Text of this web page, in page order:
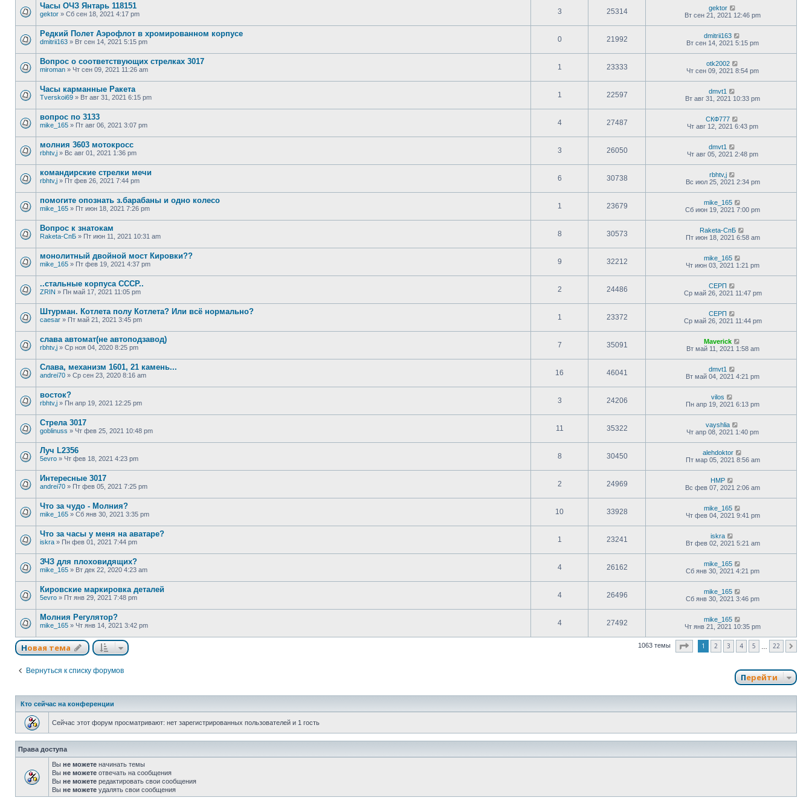
Часы ОЧЗ Янтарь 118151
gektor » Сб сен 18, 2021 4:17 pm 3 25314
gektor
Вт сен 21, 2021 12:46 pm
Редкий Полет Аэрофлот в хромированном корпусе
dmitrii163 » Вт сен 14, 2021 5:15 pm 0 21992
dmitrii163
Вт сен 14, 2021 5:15 pm
Вопрос о соответствующих стрелках 3017
miroman » Чт сен 09, 2021 11:26 am 1 23333
otk2002
Чт сен 09, 2021 8:54 pm
Часы карманные Ракета
Tverskoi69 » Вт авг 31, 2021 6:15 pm 1 22597
dmvt1
Вт авг 31, 2021 10:33 pm
вопрос по 3133
mike_165 » Пт авг 06, 2021 3:07 pm 4 27487
СКФ777
Чт авг 12, 2021 6:43 pm
молния 3603 мотокросс
rbhtv,j » Вс авг 01, 2021 1:36 pm 3 26050
dmvt1
Чт авг 05, 2021 2:48 pm
командирские стрелки мечи
rbhtv,j » Пт фев 26, 2021 7:44 pm 6 30738
rbhtv,j
Вс июл 25, 2021 2:34 pm
помогите опознать з.барабаны и одно колесо
mike_165 » Пт июн 18, 2021 7:26 pm 1 23679
mike_165
Сб июн 19, 2021 7:00 pm
Вопрос к знатокам
Raketa-СпБ » Пт июн 11, 2021 10:31 am 8 30573
Raketa-СпБ
Пт июн 18, 2021 6:58 am
монолитный двойной мост Кировки??
mike_165 » Пт фев 19, 2021 4:37 pm 9 32212
mike_165
Чт июн 03, 2021 1:21 pm
..стальные корпуса СССР..
ZRIN » Пн май 17, 2021 11:05 pm 2 24486
СЕРП
Ср май 26, 2021 11:47 pm
Штурман. Котлета полу Котлета? Или всё нормально?
caesar » Пт май 21, 2021 3:45 pm 1 23372
СЕРП
Ср май 26, 2021 11:44 pm
слава автомат(не автоподзавод)
rbhtv,j » Ср ноя 04, 2020 8:25 pm 7 35091
Maverick
Вт май 11, 2021 1:58 am
Слава, механизм 1601, 21 камень...
andrei70 » Ср сен 23, 2020 8:16 am 16 46041
dmvt1
Вт май 04, 2021 4:21 pm
восток?
rbhtv,j » Пн апр 19, 2021 12:25 pm 3 24206
vilos
Пн апр 19, 2021 6:13 pm
Стрела 3017
goblinuss » Чт фев 25, 2021 10:48 pm 11 35322
vayshlia
Чт апр 08, 2021 1:40 pm
Луч L2356
5evro » Чт фев 18, 2021 4:23 pm 8 30450
alehdoktor
Пт мар 05, 2021 8:56 am
Интересные 3017
andrei70 » Пт фев 05, 2021 7:25 pm 2 24969
HMP
Вс фев 07, 2021 2:06 am
Что за чудо - Молния?
mike_165 » Сб янв 30, 2021 3:35 pm 10 33928
mike_165
Чт фев 04, 2021 9:41 pm
Что за часы у меня на аватаре?
iskra » Пн фев 01, 2021 7:44 pm 1 23241
iskra
Вт фев 02, 2021 5:21 am
ЗЧЗ для плоховидящих?
mike_165 » Вт дек 22, 2020 4:23 am 4 26162
mike_165
Сб янв 30, 2021 4:21 pm
Кировские маркировка деталей
5evro » Пт янв 29, 2021 7:48 pm 4 26496
mike_165
Сб янв 30, 2021 3:46 pm
Молния Регулятор?
mike_165 » Чт янв 14, 2021 3:42 pm 4 27492
mike_165
Чт янв 21, 2021 10:35 pm
Новая тема 1063 темы Страница из22
1 2 3 4 5 22
Вернуться к списку форумов
Перейти
Кто сейчас на конференции
Сейчас этот форум просматривают: нет зарегистрированных пользователей и 1 гость
Права доступа
Вы не можете начинать темы
Вы не можете отвечать на сообщения
Вы не можете редактировать свои сообщения
Вы не можете удалять свои сообщения